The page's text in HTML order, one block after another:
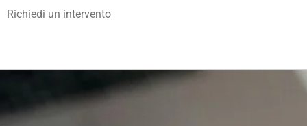
Richiedi un intervento